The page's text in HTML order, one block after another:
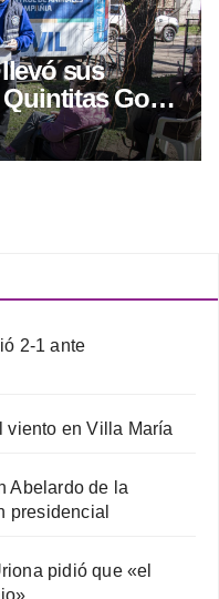
sus
Golf
2-1 ante
viento en Villa María
Abelardo de la
presidencial
pidió que «el